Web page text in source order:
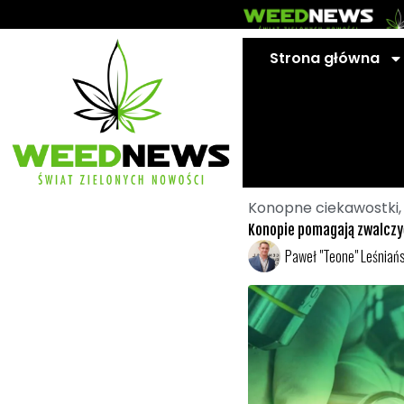
do
Strona główna
Konopne ciekawostki,
Konopie pomagają
Paweł "Teone"